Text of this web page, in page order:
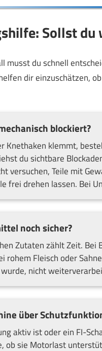
Sollst
musst du schnell
dir einzuschätzen,
blockiert?
Knethaken klemmt,
du sichtbare
versuchen, Teile mit
frei drehen lassen. Bei
noch sicher?
Zutaten zählt Zeit.
rohem Fleisch oder
nicht
über
aktiv ist oder ein FI-
ob sie Motorlast